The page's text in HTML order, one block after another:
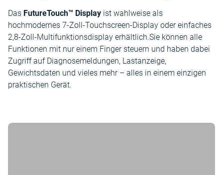
Das FutureTouch™ Display ist wahlweise als
hochmodernes 7-Zoll-Touchscreen-Display oder einfaches
2,8-Zoll-Multifunktionsdisplay erhältlich.Sie können alle
Funktionen mit nur einem Finger steuern und haben dabei
Zugriff auf Diagnosemeldungen, Lastanzeige,
Gewichtsdaten und vieles mehr – alles in einem einzigen
praktischen Gerät.